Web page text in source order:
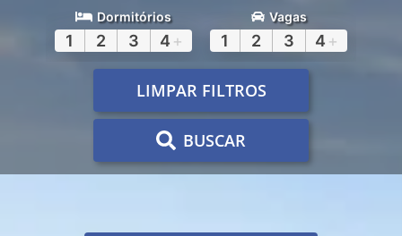
Dormitórios
1 2 3 4 +
Vagas
1 2 3 4 +
LIMPAR FILTROS
BUSCAR